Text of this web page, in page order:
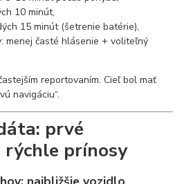
10 minút,
15 minút (šetrenie batérie),
menej časté hlásenie + voliteľný
reportovaním. Cieľ bol mať
navigáciu“.
prvé
rýchle prínosy